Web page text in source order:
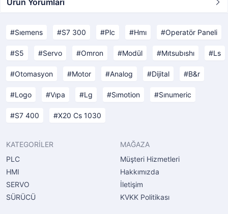
Ürün Yorumları
Sıemens S7 300 Plc Hmı Operatör Paneli
S5 Servo Omron Modül Mıtsubıshı Ls
Otomasyon Motor Analog Dijital B&r
Logo Vıpa Lg Sımotion Sınumeric
S7 400 X20 Cs 1030
KATEGORİLER
PLC
HMI
SERVO
SÜRÜCÜ
MAĞAZA
Müşteri Hizmetleri
Hakkımızda
İletişim
KVKK Politikası